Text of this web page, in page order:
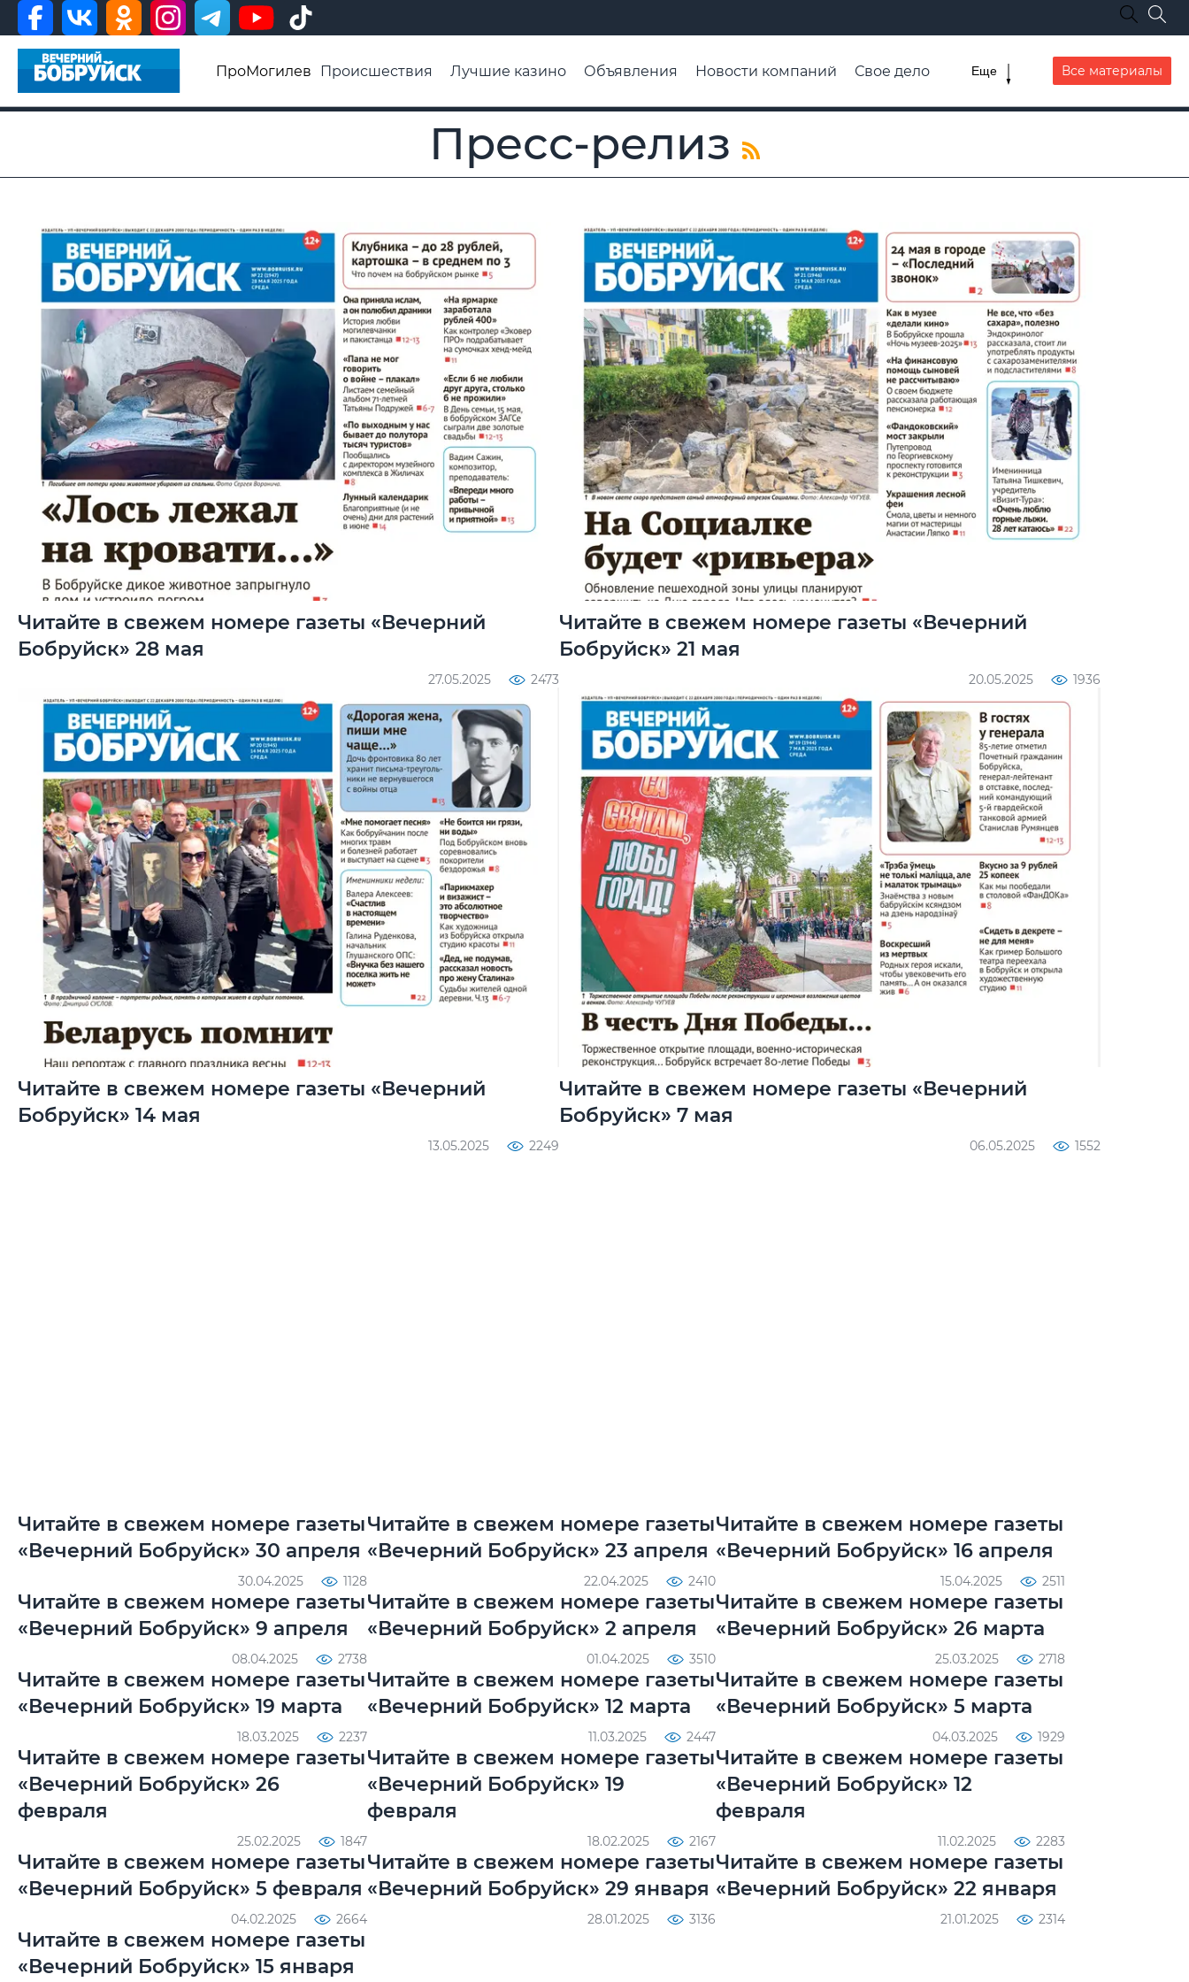
ПроМогилев Происшествия Лучшие казино Объявления Новости компаний
Свое дело
Видео ВБ
Еще Все материалы
Пресс-релиз
Читайте в свежем номере газеты «Вечерний
Бобруйск» 28 мая
27.05.2025 2473
Читайте в свежем номере газеты «Вечерний
Бобруйск» 21 мая
20.05.2025 1936
Читайте в свежем номере газеты «Вечерний
Бобруйск» 14 мая
13.05.2025 2249
Читайте в свежем номере газеты «Вечерний
Бобруйск» 7 мая
06.05.2025 1552
Читайте в свежем номере газеты
«Вечерний Бобруйск» 30 апреля
30.04.2025 1128
Читайте в свежем номере газеты
«Вечерний Бобруйск» 23 апреля
22.04.2025 2410
Читайте в свежем номере газеты
«Вечерний Бобруйск» 16 апреля
15.04.2025 2511
Читайте в свежем номере газеты
«Вечерний Бобруйск» 9 апреля
08.04.2025 2738
Читайте в свежем номере газеты
«Вечерний Бобруйск» 2 апреля
01.04.2025 3510
Читайте в свежем номере газеты
«Вечерний Бобруйск» 26 марта
25.03.2025 2718
Читайте в свежем номере газеты
«Вечерний Бобруйск» 19 марта
18.03.2025 2237
Читайте в свежем номере газеты
«Вечерний Бобруйск» 12 марта
11.03.2025 2447
Читайте в свежем номере газеты
«Вечерний Бобруйск» 5 марта
04.03.2025 1929
Читайте в свежем номере газеты
«Вечерний Бобруйск» 26
февраля
25.02.2025 1847
Читайте в свежем номере газеты
«Вечерний Бобруйск» 19
февраля
18.02.2025 2167
Читайте в свежем номере газеты
«Вечерний Бобруйск» 12
февраля
11.02.2025 2283
Читайте в свежем номере газеты
«Вечерний Бобруйск» 5 февраля
04.02.2025 2664
Читайте в свежем номере газеты
«Вечерний Бобруйск» 29 января
28.01.2025 3136
Читайте в свежем номере газеты
«Вечерний Бобруйск» 22 января
21.01.2025 2314
Читайте в свежем номере газеты
«Вечерний Бобруйск» 15 января